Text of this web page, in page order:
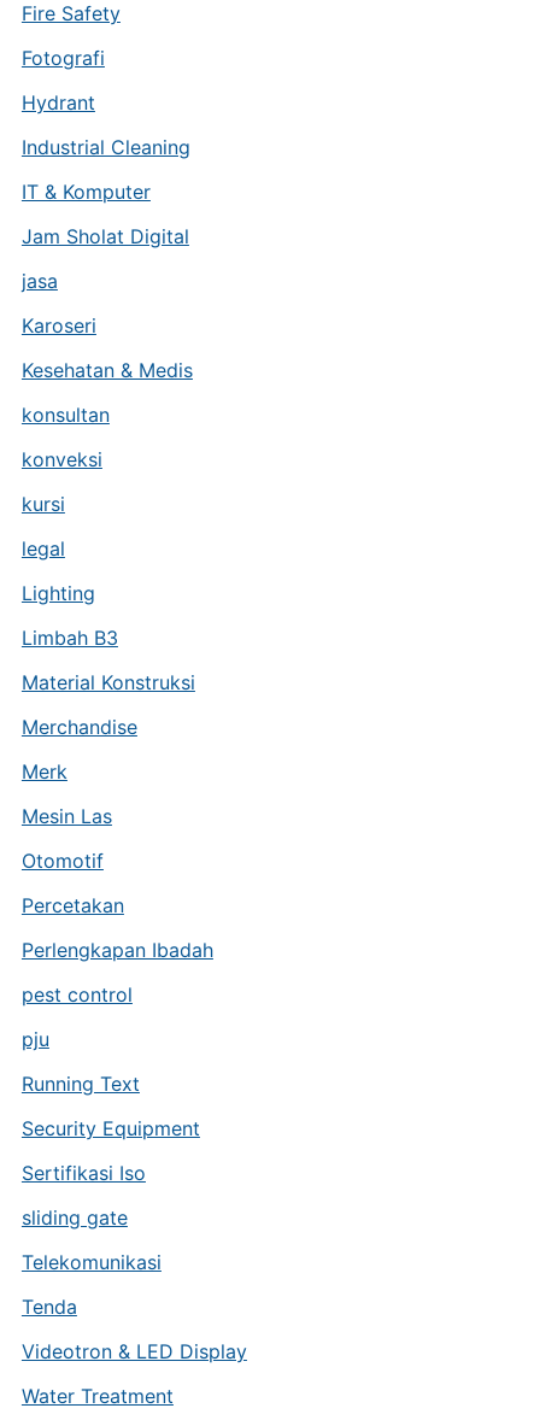
Fire Safety
Fotografi
Hydrant
Industrial Cleaning
IT & Komputer
Jam Sholat Digital
jasa
Karoseri
Kesehatan & Medis
konsultan
konveksi
kursi
legal
Lighting
Limbah B3
Material Konstruksi
Merchandise
Merk
Mesin Las
Otomotif
Percetakan
Perlengkapan Ibadah
pest control
pju
Running Text
Security Equipment
Sertifikasi Iso
sliding gate
Telekomunikasi
Tenda
Videotron & LED Display
Water Treatment